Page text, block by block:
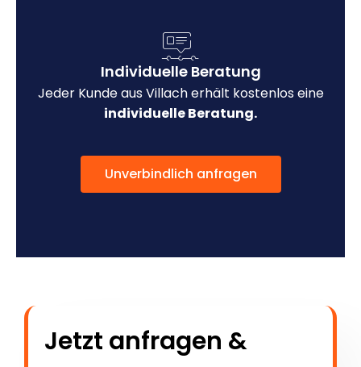
Individuelle Beratung
Jeder Kunde aus Villach erhält kostenlos eine
individuelle Beratung.
Unverbindlich anfragen
Jetzt anfragen &